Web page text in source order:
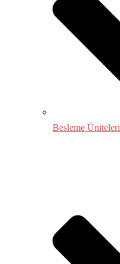
Besleme Üniteleri